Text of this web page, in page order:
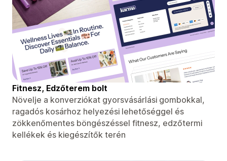
Fitnesz, Edzőterem bolt
Növelje a konverziókat gyorsvásárlási gombokkal,
ragadós kosárhoz helyezési lehetőséggel és
zökkenőmentes böngészéssel fitnesz, edzőtermi
kellékek és kiegészítők terén